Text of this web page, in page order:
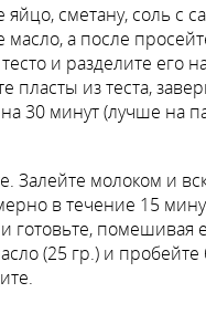
яйцо, сметану, соль с
а после
и разделите его
пласты из теста,
30 минут (лучше на
Залейте молоком и
в течение 15
готовьте,
(25 гр.) и